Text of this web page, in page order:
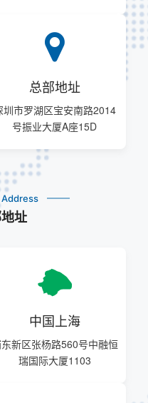
总部地址
圳市罗湖区宝安南路2014
号振业大厦A座15D
址
中国上海
新区张杨路560号中融恒
瑞国际大厦1103